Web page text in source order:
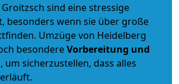
sind eine stressige
besonders wenn sie über große
Umzüge von Heidelberg
besondereVorbereitung und
, um sicherzustellen, dass alles